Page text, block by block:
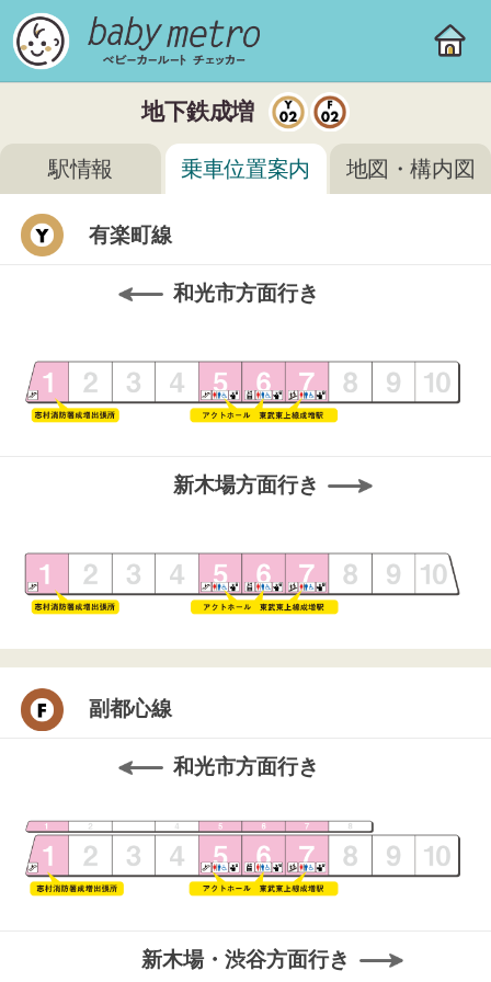
地下鉄成増
駅情報 乗車位置案内 地図・構内図
有楽町線
和光市方面行き
新木場方面行き
副都心線
和光市方面行き
新木場・渋谷方面行き